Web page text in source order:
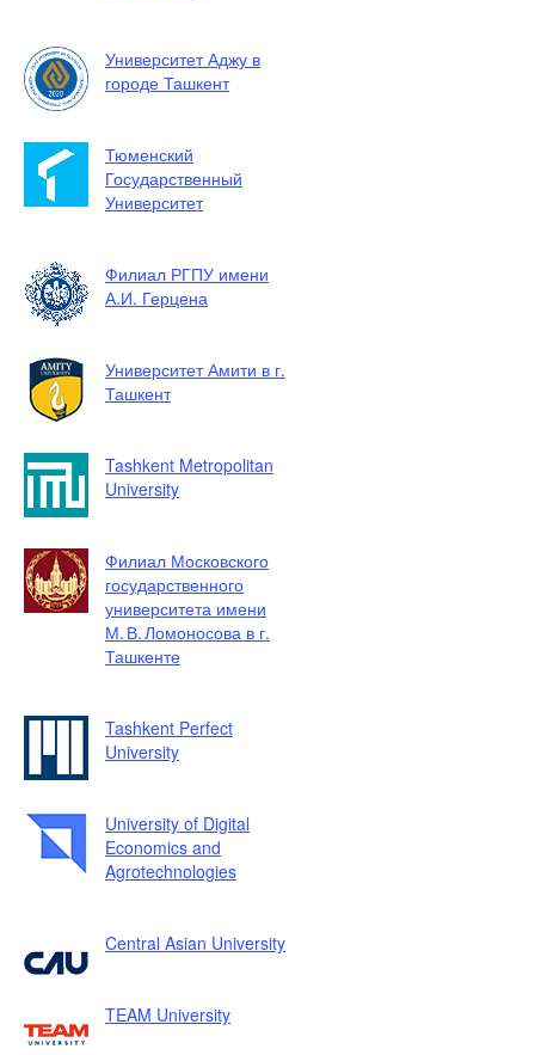
Университет Аджу в
городе Ташкент
Тюменский
Государственный
Университет
Филиал РГПУ имени
А.И. Герцена
Университет Амити в г.
Ташкент
Tashkent Metropolitan
University
Филиал Московского
государственного
университета имени
М. В. Ломоносова в г.
Ташкенте
Tashkent Perfect
University
University of Digital
Economics and
Agrotechnologies
Central Asian University
TEAM University